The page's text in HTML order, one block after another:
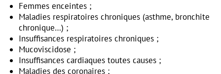
Femmes enceintes ;
Maladies respiratoires chroniques (asthme, bronchite
chronique…) ;
Insuffisances respiratoires chroniques ;
Mucoviscidose ;
Insuffisances cardiaques toutes causes ;
Maladies des coronaires ;